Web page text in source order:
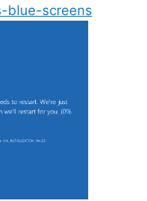
blue-screens